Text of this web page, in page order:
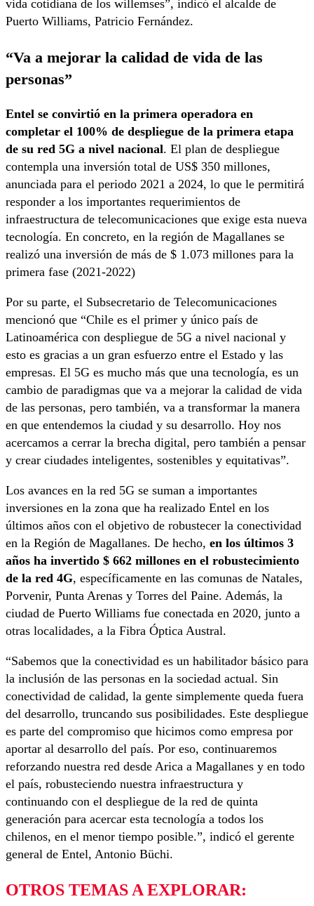
vida cotidiana de los willemses”, indicó el alcalde de
Puerto Williams, Patricio Fernández.
“Va a mejorar la calidad de vida de las
personas”
Entel se convirtió en la primera operadora en
completar el 100% de despliegue de la primera etapa
de su red 5G a nivel nacional. El plan de despliegue
contempla una inversión total de US$ 350 millones,
anunciada para el periodo 2021 a 2024, lo que le permitirá
responder a los importantes requerimientos de
infraestructura de telecomunicaciones que exige esta nueva
tecnología. En concreto, en la región de Magallanes se
realizó una inversión de más de $ 1.073 millones para la
primera fase (2021-2022)
Por su parte, el Subsecretario de Telecomunicaciones
mencionó que “Chile es el primer y único país de
Latinoamérica con despliegue de 5G a nivel nacional y
esto es gracias a un gran esfuerzo entre el Estado y las
empresas. El 5G es mucho más que una tecnología, es un
cambio de paradigmas que va a mejorar la calidad de vida
de las personas, pero también, va a transformar la manera
en que entendemos la ciudad y su desarrollo. Hoy nos
acercamos a cerrar la brecha digital, pero también a pensar
y crear ciudades inteligentes, sostenibles y equitativas”.
Los avances en la red 5G se suman a importantes
inversiones en la zona que ha realizado Entel en los
últimos años con el objetivo de robustecer la conectividad
en la Región de Magallanes. De hecho, en los últimos 3
años ha invertido $ 662 millones en el robustecimiento
de la red 4G, específicamente en las comunas de Natales,
Porvenir, Punta Arenas y Torres del Paine. Además, la
ciudad de Puerto Williams fue conectada en 2020, junto a
otras localidades, a la Fibra Óptica Austral.
“Sabemos que la conectividad es un habilitador básico para
la inclusión de las personas en la sociedad actual. Sin
conectividad de calidad, la gente simplemente queda fuera
del desarrollo, truncando sus posibilidades. Este despliegue
es parte del compromiso que hicimos como empresa por
aportar al desarrollo del país. Por eso, continuaremos
reforzando nuestra red desde Arica a Magallanes y en todo
el país, robusteciendo nuestra infraestructura y
continuando con el despliegue de la red de quinta
generación para acercar esta tecnología a todos los
chilenos, en el menor tiempo posible.”, indicó el gerente
general de Entel, Antonio Büchi.
OTROS TEMAS A EXPLORAR: